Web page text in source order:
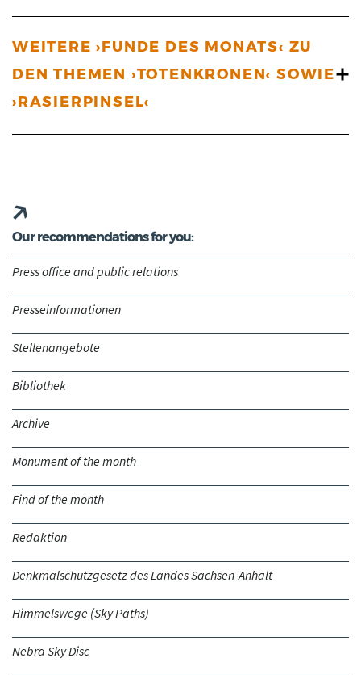
WEITERE ›FUNDE DES MONATS‹ ZU
DEN THEMEN ›TOTENKRONEN‹ SOWIE
›RASIERPINSEL‹
Our recommendations for you:
Press office and public relations
Presseinformationen
Stellenangebote
Bibliothek
Archive
Monument of the month
Find of the month
Redaktion
Denkmalschutzgesetz des Landes Sachsen-Anhalt
Himmelswege (Sky Paths)
Nebra Sky Disc